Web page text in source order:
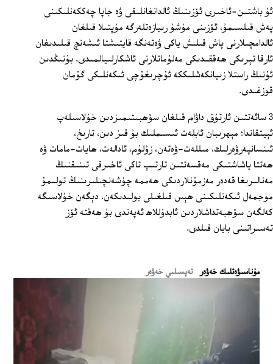
ئۇ باشتىن-ئاخىرى ئۆزىنىڭ ئالدانغانلىقى ۋە جاپا چەككەنلىكىنى
پەش قىلسىمۇ، ئۆزىنى مۇشۇ رىيازەتلەرگە مۇپتىلا قىلغان
ئالدامچىلارنى پاش قىلىش ياكى ۋەتەنگە قايتىشتا ئىشەنچ قىلىدىغان
ئارقا تېرىكى ھەققىدىكى مەلۇماتلارنى ئاشكارلىيالمىدى. بۇنىڭدىن
ئۇنىڭ راستلا زىيانكەشلىككە ئۇچرىغۇچى ئىكەنلىكى گۇمان
قوزغىدى.
3 سائەتتىن ئارتۇق داۋام قىلغان سۆھبىتىمىزدىن خۇلاسىلەپ
ئېيتقاندا؛ مېھرىبان ئابلەت ئىسىملىك بۇ قىز دىن، تارىخ،
ئىنسانپەرۋەرلىك، مىللەت-ۋەتەن، زۇلۇم، ئادالەت، ھايات-مامات ۋە
ھەتتا ياشاشتىكى مەقسەتتىن تارتىپ تاكى ئاخىرقى تىنىقنىڭ
مەنالىرىغا قەدەر مەزمۇنلاردىكى ھەممە چۈشەنچىلىرىنىڭ تولىمۇ
مۈجمەل ئىكەنلىكىنى ھېس قىلغىلى بولىدىكەن، دېگەن خۇلاسىگە
كەلگەن سۆھبەتداشلاردىن ئابدۇللاھ ئەپەندى بۇ ھەقتە ئۆز
تەسىراتىنى بايان قىلدى.
ﻣﯘﻧﺎﺳﯩﯟﻩﺗﻠﯩﻚ ﺧﻪﯞﻩﺭ تەپسىلىي خەۋەر